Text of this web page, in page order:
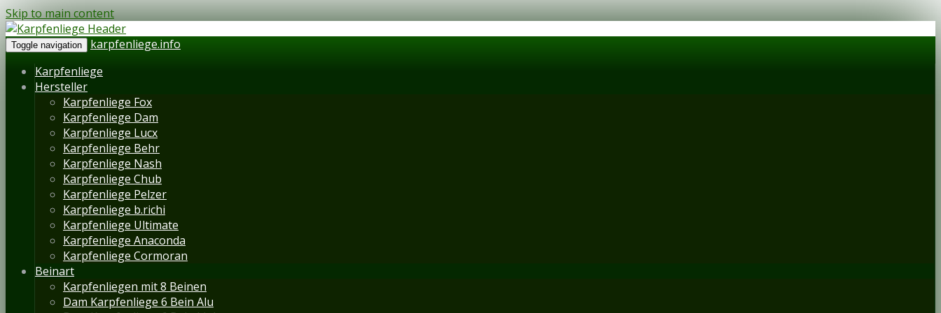
Skip to main content
Toggle navigation
karpfenliege.info
Karpfenliege
Hersteller
Karpfenliege Fox
Karpfenliege Dam
Karpfenliege Lucx
Karpfenliege Behr
Karpfenliege Nash
Karpfenliege Chub
Karpfenliege Pelzer
Karpfenliege b.richi
Karpfenliege Ultimate
Karpfenliege Anaconda
Karpfenliege Cormoran
Beinart
Karpfenliegen mit 8 Beinen
Dam Karpfenliege 6 Bein Alu